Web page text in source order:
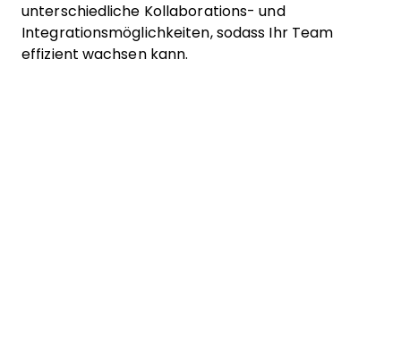
unterschiedliche Kollaborations- und
Integrationsmöglichkeiten, sodass Ihr Team
effizient wachsen kann.